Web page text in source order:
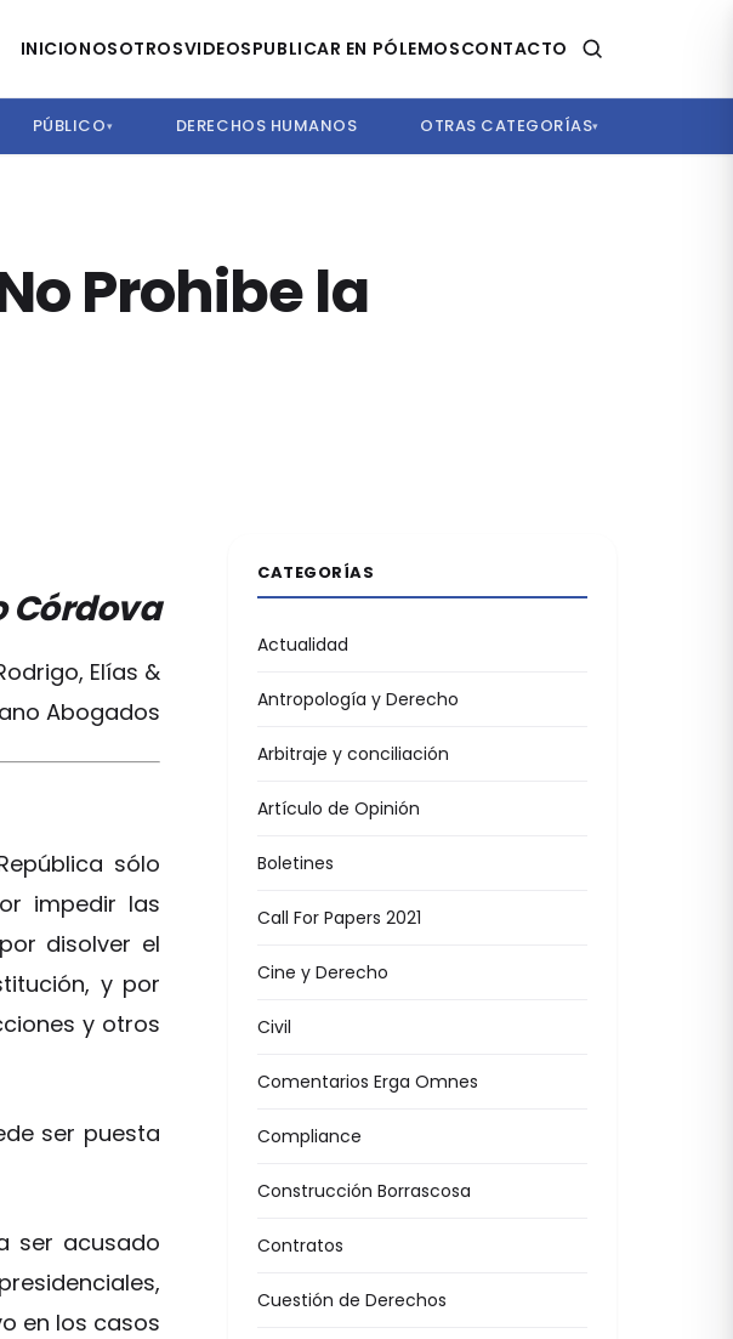
INICIONOSOTROSVIDEOSPUBLICAR EN PÓLEMOSCONTACTO
PÚBLICO▾ DERECHOS HUMANOS OTRAS CATEGORÍAS▾
Prohibe la
Córdova
Elías &
Abogados
sólo
impedir las
disolver el
y por
y otros
ser puesta
ser acusado
en los casos
CATEGORÍAS
Actualidad
Antropología y Derecho
Arbitraje y conciliación
Artículo de Opinión
Boletines
Call For Papers 2021
Cine y Derecho
Civil
Comentarios Erga Omnes
Compliance
Construcción Borrascosa
Contratos
Cuestión de Derechos